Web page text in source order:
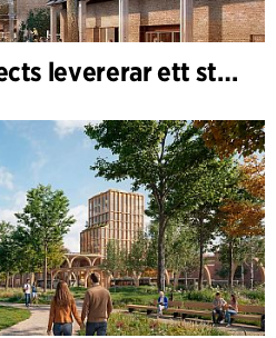
C.F. Møller Architects levererar ett starkt resultat för 2025